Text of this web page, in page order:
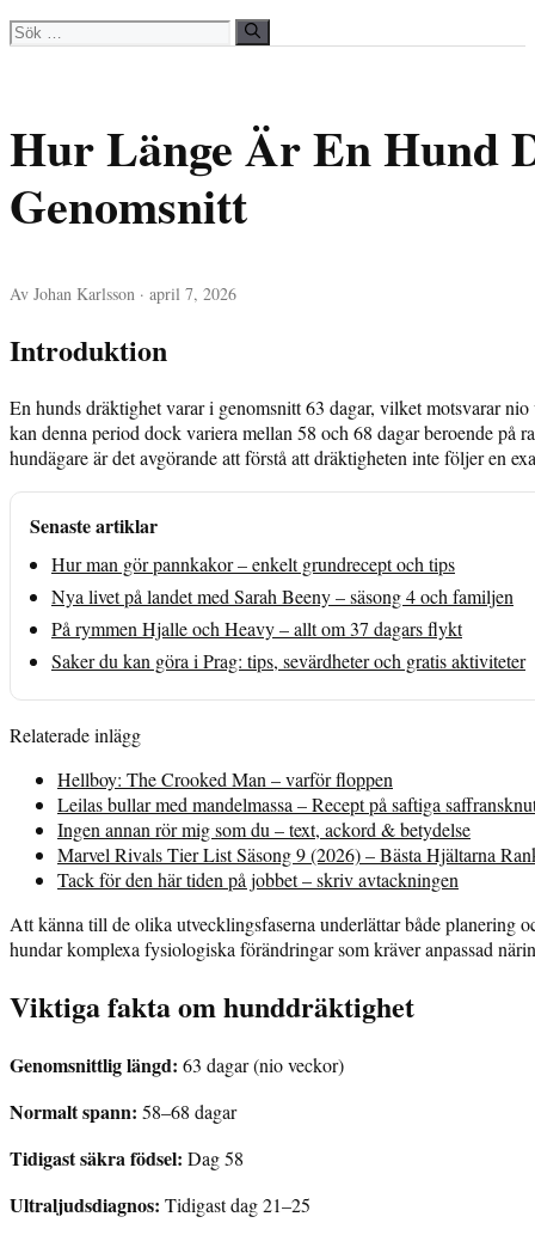
Sök
efter:
Hur Länge Är En Hund
Genomsnitt
Av Johan Karlsson · april 7, 2026
Introduktion
En hunds dräktighet varar i genomsnitt 63 dagar, vilket motsvarar
kan denna period dock variera mellan 58 och 68 dagar beroende
hundägare är det avgörande att förstå att dräktigheten inte följer en
Senaste artiklar
Hur man gör pannkakor – enkelt grundrecept och tips
Nya livet på landet med Sarah Beeny – säsong 4 och familjen
På rymmen Hjalle och Heavy – allt om 37 dagars flykt
Saker du kan göra i Prag: tips, sevärdheter och gratis aktiviteter
Relaterade inlägg
Hellboy: The Crooked Man – varför floppen
Leilas bullar med mandelmassa – Recept på saftiga
Ingen annan rör mig som du – text, ackord & betydelse
Marvel Rivals Tier List Säsong 9 (2026) – Bästa Hjältarna
Tack för den här tiden på jobbet – skriv avtackningen
Att känna till de olika utvecklingsfaserna underlättar både planering
hundar komplexa fysiologiska förändringar som kräver anpassad
Viktiga fakta om hunddräktighet
Genomsnittlig längd: 63 dagar (nio veckor)
Normalt spann: 58–68 dagar
Tidigast säkra födsel: Dag 58
Ultraljudsdiagnos: Tidigast dag 21–25